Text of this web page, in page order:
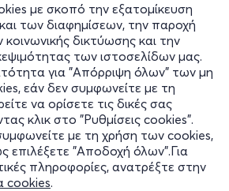
με σκοπό την εξατομίκευση
των διαφημίσεων, την παροχή
δικτύωσης και την
των ιστοσελίδων μας.
για "Απόρριψη όλων" των μη
εάν δεν συμφωνείτε με τη
να ορίσετε τις δικές σας
κλικ στο "Ρυθμίσεις cookies".
με τη χρήση των cookies,
επιλέξετε "Αποδοχή όλων".Για
πληροφορίες, ανατρέξτε στην
cookies.